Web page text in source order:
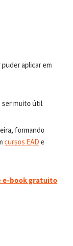
aplicar em
ser muito útil.
formando
cursos EAD e
e-book gratuito